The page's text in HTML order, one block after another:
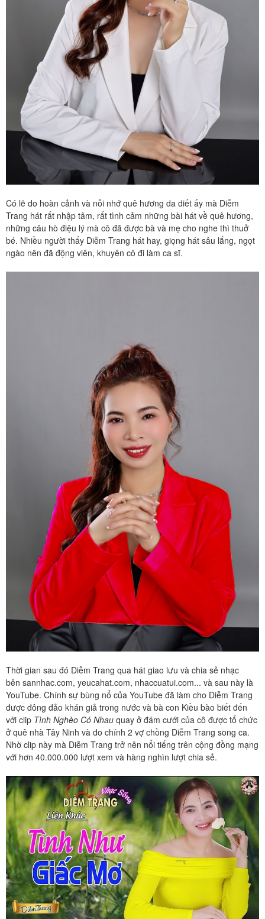
Có lẽ do hoàn cảnh và nỗi nhớ quê hương da diết ấy mà Diễm
Trang hát rất nhập tâm, rất tình cảm những bài hát về quê hương,
những câu hò điệu lý mà cô đã được bà và mẹ cho nghe thì thuở
bé. Nhiều người thấy Diễm Trang hát hay, giọng hát sâu lắng, ngọt
ngào nên đã động viên, khuyên cô đi làm ca sĩ.
Thời gian sau đó Diễm Trang qua hát giao lưu và chia sẻ nhạc
bên sannhac.com, yeucahat.com, nhaccuatui.com... và sau này là
YouTube. Chính sự bùng nổ của YouTube đã làm cho Diễm Trang
được đông đảo khán giả trong nước và bà con Kiều bào biết đến
với clip Tình Nghèo Có Nhau quay ở đám cưới của cô được tổ chức
ở quê nhà Tây Ninh và do chính 2 vợ chồng Diễm Trang song ca.
Nhờ clip này mà Diễm Trang trở nên nổi tiếng trên cộng đồng mạng
với hơn 40.000.000 lượt xem và hàng nghìn lượt chia sẻ.